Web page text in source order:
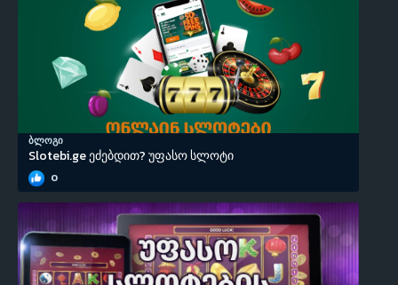
ბლოგი
Slotebi.ge ეძებდით? უფასო სლოტი
0